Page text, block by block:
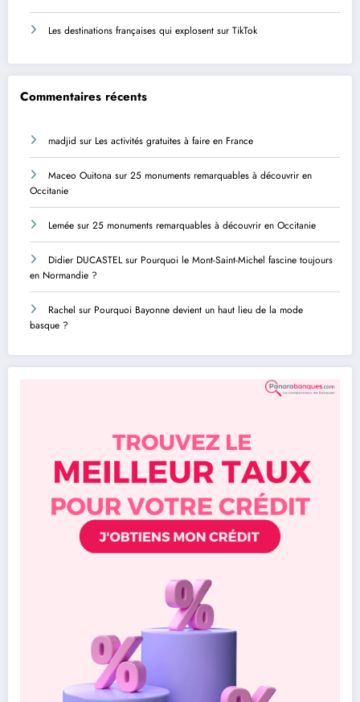
Les destinations françaises qui explosent sur TikTok
Commentaires récents
madjid sur Les activités gratuites à faire en France
Maceo Ouitona sur 25 monuments remarquables à découvrir en
Occitanie
Lemée sur 25 monuments remarquables à découvrir en Occitanie
Didier DUCASTELsur Pourquoi le Mont-Saint-Michel fascine toujours
en Normandie ?
Rachel sur Pourquoi Bayonne devient un haut lieu de la mode
basque ?